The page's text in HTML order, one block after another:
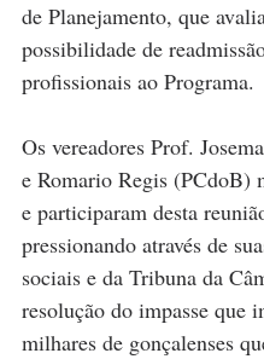
de Planejamento, que
possibilidade de
profissionais ao Programa.
Os vereadores Prof.
e Romario Regis (PCdoB)
e participaram desta
pressionando através de
sociais e da Tribuna da
resolução do impasse que
milhares de gonçalenses